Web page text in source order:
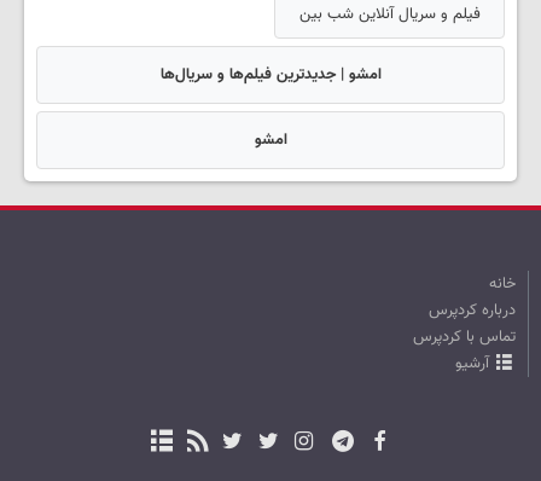
فیلم و سریال آنلاین شب بین
امشو | جدیدترین فیلم‌ها و سریال‌ها
امشو
خانه
درباره کردپرس
تماس با کردپرس
آرشیو